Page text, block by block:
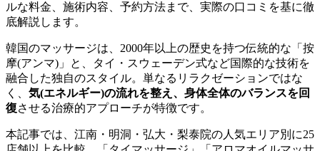
ルな料金、施術内容、予約方法まで、実際の口コミを基に徹
底解説します。
韓国のマッサージは、2000年以上の歴史を持つ伝統的な「按
摩(アンマ)」と、タイ・スウェーデン式など国際的な技術を
融合した独自のスタイル。単なるリラクゼーションではな
く、 気(エネルギー)の流れを整え、身体全体のバランスを回
復させる治療的アプローチが特徴です。
本記事では、江南・明洞・弘大・梨泰院の人気エリア別に25